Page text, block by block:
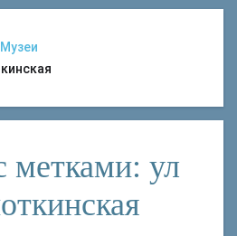
Музеи
метками: ул